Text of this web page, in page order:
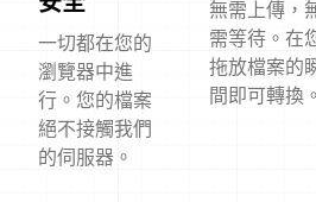
一切都在您的
瀏覽器中進
行。您的檔案
絕不接觸我們
的伺服器。
無需上傳，
需等待。在
拖放檔案的
間即可轉換。